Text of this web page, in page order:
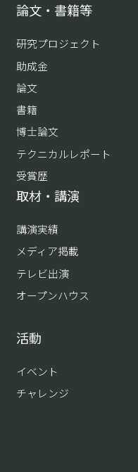
論文・書籍等
研究プロジェクト
助成金
論文
書籍
博士論文
テクニカルレポート
受賞歴
取材・講演
講演実績
メディア掲載
テレビ出演
オープンハウス
活動
イベント
チャレンジ